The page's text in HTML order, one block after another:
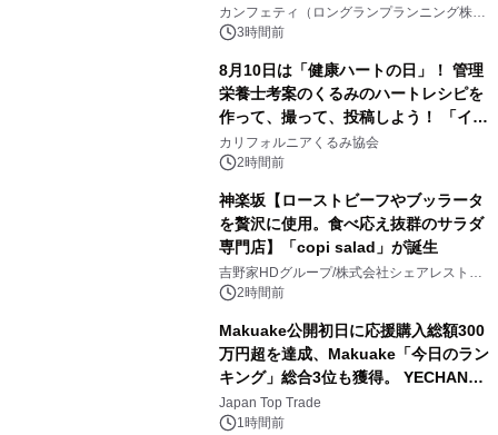
カンフェティ（ロングランプランニング株式
会社）
3時間前
8月10日は「健康ハートの日」！ 管理
栄養士考案のくるみのハートレシピを
作って、撮って、投稿しよう！ 「イン
スタグラムフォトコンテスト」 8月
10日(月)よりスタート
カリフォルニアくるみ協会
2時間前
神楽坂【ローストビーフやブッラータ
を贅沢に使用。食べ応え抜群のサラダ
専門店】「copi salad」が誕生
吉野家HDグループ/株式会社シェアレストラ
ン 2時間前
Makuake公開初日に応援購入総額300
万円超を達成、Makuake「今日のラン
キング」総合3位も獲得。 YECHAN音
浴シンギングボウル第2弾の大型サイ
ズ（XL・2XL・3XL）を先行販売中
Japan Top Trade
1時間前